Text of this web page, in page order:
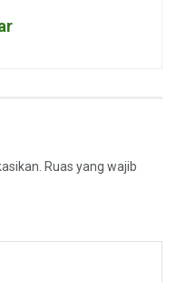
Ruas yang wajib